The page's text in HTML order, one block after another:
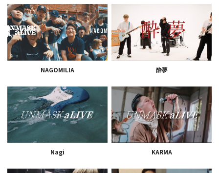
NAGOMILIA 酔夢
Nagi KARMA